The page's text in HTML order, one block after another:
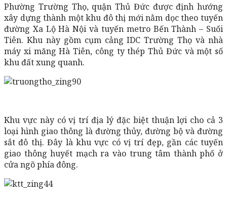
Phường Trường Thọ, quận Thủ Đức được định hướng
xây dựng thành một khu đô thị mới nằm dọc theo tuyến
đường Xa Lộ Hà Nội và tuyến metro Bến Thành – Suối
Tiên. Khu này gồm cụm cảng IDC Trường Thọ và nhà
máy xi măng Hà Tiên, công ty thép Thủ Đức và một số
khu đất xung quanh.
Khu vực này có vị trí địa lý đặc biệt thuận lợi cho cả 3
loại hình giao thông là đường thủy, đường bộ và đường
sắt đô thị. Đây là khu vực có vị trí đẹp, gần các tuyến
giao thông huyết mạch ra vào trung tâm thành phố ở
cửa ngõ phía đông.